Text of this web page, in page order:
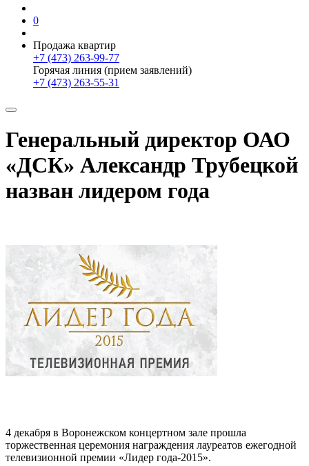
0
Продажа квартир
+7 (473) 263-99-77
Горячая линия (прием заявлений)
+7 (473) 263-55-31
Генеральный директор ОАО
«ДСК» Александр Трубецкой
назван лидером года
4 декабря в Воронежском концертном зале прошла
торжественная церемония награждения лауреатов ежегодной
телевизионной премии «Лидер года-2015».